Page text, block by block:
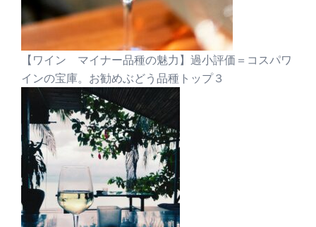
【ワイン マイナー品種の魅力】過小評価＝コスパワ
インの宝庫。お勧めぶどう品種トップ３